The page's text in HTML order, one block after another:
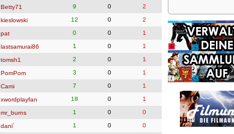
Betty71 9 0
2
kieslowski 12 0
2
pat 0 0
1
lastsamurai86 1 0
1
tomsh1 2 0
1
PomPom 3 0
1
Cami 7 0
1
xwordplayfan 18 0
1
mr_burns 1 0
0
dani´ 1 0
0